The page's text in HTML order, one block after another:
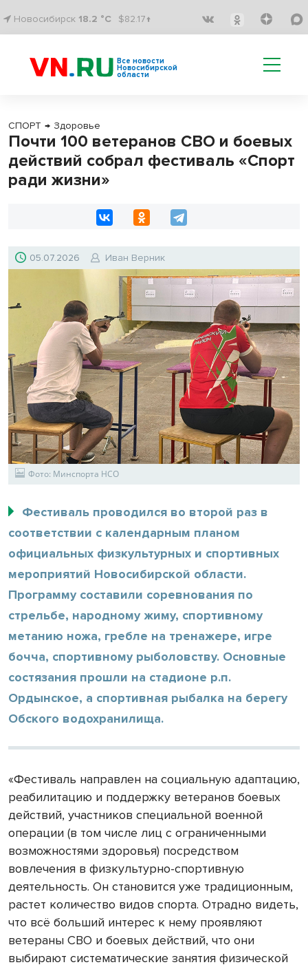
Новосибирск 18.2 °C $82.17↑
Все новости
Новосибирской
области
СПОРТ → Здоровье
Почти 100 ветеранов СВО и боевых
действий собрал фестиваль «Спорт
ради жизни»
05.07.2026 Иван Верник
Фото: Минспорта НСО
Фестиваль проводился во второй раз в
соответствии с календарным планом
официальных физкультурных и спортивных
мероприятий Новосибирской области.
Программу составили соревнования по
стрельбе, народному жиму, спортивному
метанию ножа, гребле на тренажере, игре
бочча, спортивному рыболовству. Основные
состязания прошли на стадионе р.п.
Ордынское, а спортивная рыбалка на берегу
Обского водохранилища.
«Фестиваль направлен на социальную адаптацию,
реабилитацию и поддержку ветеранов боевых
действий, участников специальной военной
операции (в том числе лиц с ограниченными
возможностями здоровья) посредством
вовлечения в физкультурно-спортивную
деятельность. Он становится уже традиционным,
растет количество видов спорта. Отрадно видеть,
что всё больший интерес к нему проявляют
ветераны СВО и боевых действий, что они
выбирают систематические занятия физической